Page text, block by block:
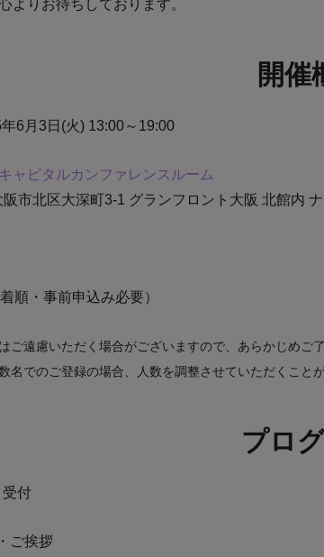
よりお待ちしております。
開催
6月3日(火) 13:00～19:00
ャピタルカンファレンスルーム
阪市北区大深町3-1 グランフロント大阪 北館内
順・事前申込み必要）
ご遠慮いただく場合がございますので、あらかじめご
名でのご登録の場合、人数を調整させていただくこと
プロ
付
・ご挨拶